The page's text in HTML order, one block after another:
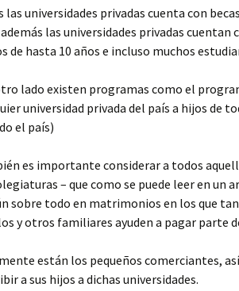
las universidades privadas cuenta con
las universidades privadas
de hasta 10 años e incluso muchos
lado existen programas como el
universidad privada del país a hijos de
el país)
es importante considerar a todos
– que como se puede leer en un
sobre todo en matrimonios en los que
y otros familiares ayuden a pagar parte
están los pequeños comerciantes,
a sus hijos a dichas universidades.